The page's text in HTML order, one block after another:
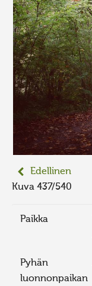
Edellinen
Kuva 437/540
Paikka
Pyhän
luonnonpaikan